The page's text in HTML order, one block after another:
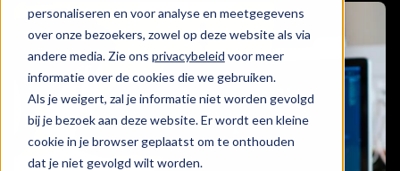
personaliseren en voor analyse en meetgegevens
over onze bezoekers, zowel op deze website als via
andere media. Zie ons privacybeleid voor meer
informatie over de cookies die we gebruiken.
Als je weigert, zal je informatie niet worden gevolgd
bij je bezoek aan deze website. Er wordt een kleine
cookie in je browser geplaatst om te onthouden
dat je niet gevolgd wilt worden.
HubSpot implementatie
HubSpot automations
HubSpot integraties
Branches
Bright
WELKOM BIJ BRIGHT
Inspiratie
Could not loads results. Please refresh the